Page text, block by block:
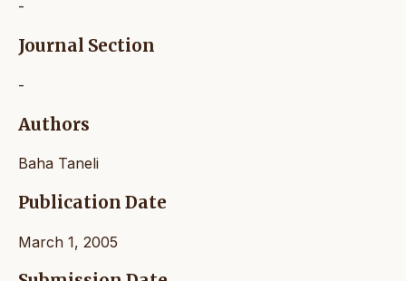
-
Journal Section
-
Authors
Baha Taneli
Publication Date
March 1, 2005